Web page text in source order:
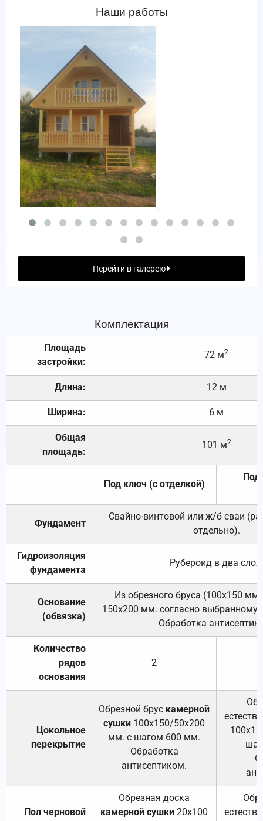
Наши работы
Перейти в галерею
Комплектация
Площадь
застройки:
72 м2
Длина: 12 м
Ширина: 6 м
Общая
площадь:
101 м2
Под ключ (с отделкой)
Под
Фундамент
Свайно-винтовой или ж/б сваи
отдельно).
Гидроизоляция
фундамента
Рубероид в два слоя.
Основание
(обвязка)
Из обрезного бруса (100х150
150х200 мм. согласно выбранному
Обработка
Количество
рядов
основания
2
Цокольное
перекрытие
Обрезной брус камерной
сушки 100х150/50х200
мм. с шагом 600 мм.
Обработка
антисептиком.
Пол черновой
Обрезная доска
камерной сушки 20х100